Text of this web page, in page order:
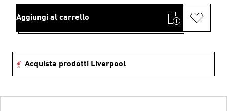
Aggiungi al carrello
Acquista prodotti Liverpool